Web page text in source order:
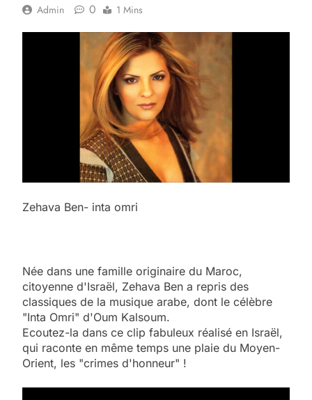
Admin 0 1 Mins
Zehava Ben- inta omri
Née dans une famille originaire du Maroc,
citoyenne d'Israël, Zehava Ben a repris des
classiques de la musique arabe, dont le célèbre
"Inta Omri" d'Oum Kalsoum.
Ecoutez-la dans ce clip fabuleux réalisé en Israël,
qui raconte en même temps une plaie du Moyen-
Orient, les "crimes d'honneur" !